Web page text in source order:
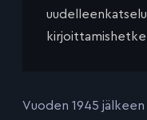
Vuoden 1945